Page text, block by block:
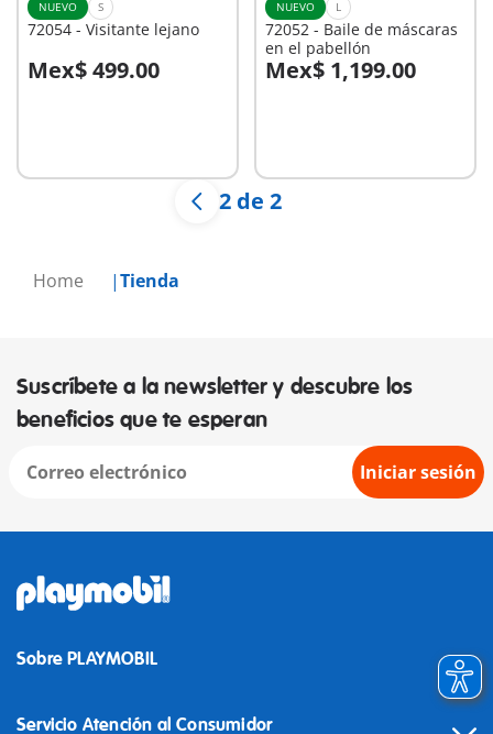
Home Tienda
NUEVO S
72054 - Visitante lejano
Mex$ 499.00
NUEVO L
72052 - Baile de máscaras
en el pabellón
Mex$ 1,199.00
2 de 2
Suscríbete a la newsletter y descubre los
beneficios que te esperan
Iniciar sesión
Sobre PLAYMOBIL
Servicio Atención al Consumidor